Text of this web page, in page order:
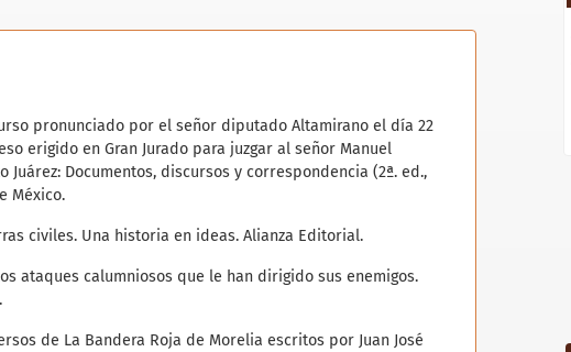
pronunciado por el señor diputado Altamirano el día 22
erigido en Gran Jurado para juzgar al señor Manuel
Juárez: Documentos, discursos y correspondencia (2ª. ed.,
México.
civiles. Una historia en ideas. Alianza Editorial.
los ataques calumniosos que le han dirigido sus enemigos.
de La Bandera Roja de Morelia escritos por Juan José